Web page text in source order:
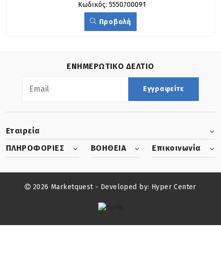
Κωδικός: 5550700091
Προβολή
ΕΝΗΜΕΡΩΤΙΚΟ ΔΕΛΤΙΟ
Εγγραφείτε
Εταιρεία
ΠΛΗΡΟΦΟΡΙΕΣ
ΒΟΗΘΕΙΑ Επικοινωνία
2026 Marketquest - Developed by: Hyper Center